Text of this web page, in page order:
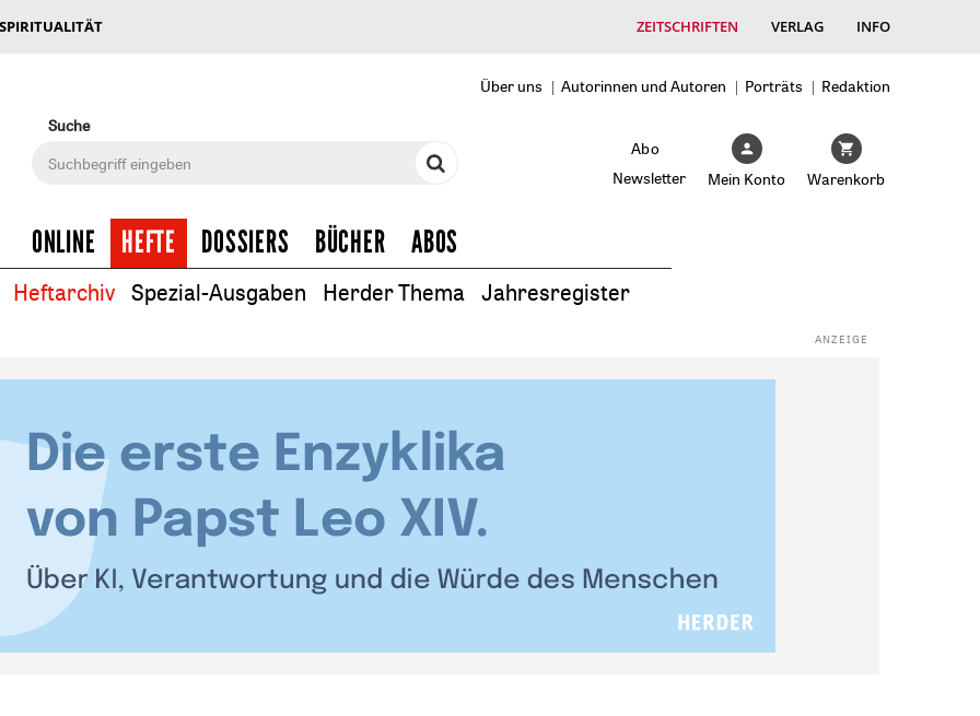
ZEITSCHRIFTEN VERLAG INFO
Über uns Autorinnen und Autoren Porträts
Redaktion
Suche
Abo
Newsletter
Mein Konto Warenkorb
ONLINE HEFTE DOSSIERS BÜCHER ABOS
Heftarchiv Spezial-Ausgaben Herder Thema Jahresregister